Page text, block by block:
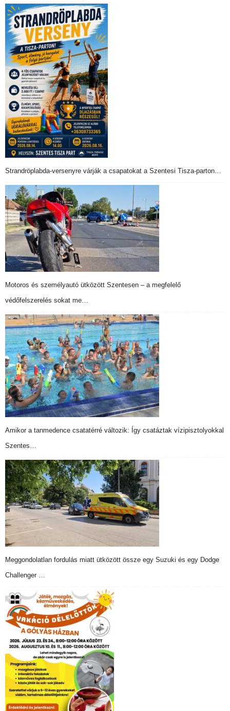
Strandröplabda-versenyre várják a csapatokat a Szentesi Tisza-parton…
Motoros és személyautó ütközött Szentesen – a megfelelő
védőfelszerelés sokat me…
Amikor a tanmedence csatatérré változik: Így csatáztak vízipisztolyokkal
Szentes…
Meggondolatlan fordulás miatt ütközött össze egy Suzuki és egy Dodge
Challenger …